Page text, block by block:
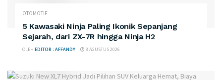
OTOMOTIF
5 Kawasaki Ninja Paling Ikonik Sepanjang
Sejarah, dari ZX-7R hingga Ninja H2
OLEH EDITOR : AFFANDY 8 AGUSTUS 2026